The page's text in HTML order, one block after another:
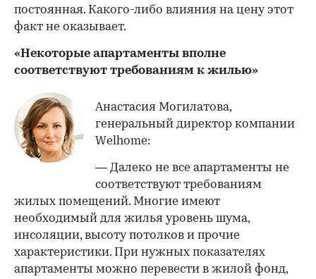
постоянная. Какого-либо влияния на цену этот
факт не оказывает.
«Некоторые апартаменты вполне
соответствуют требованиям к жилью»
Анастасия Могилатова,
генеральный директор компании
Welhome:
— Далеко не все апартаменты не
соответствуют требованиям
жилых помещений. Многие имеют
необходимый для жилья уровень шума,
инсоляции, высоту потолков и прочие
характеристики. При нужных показателях
апартаменты можно перевести в жилой фонд,